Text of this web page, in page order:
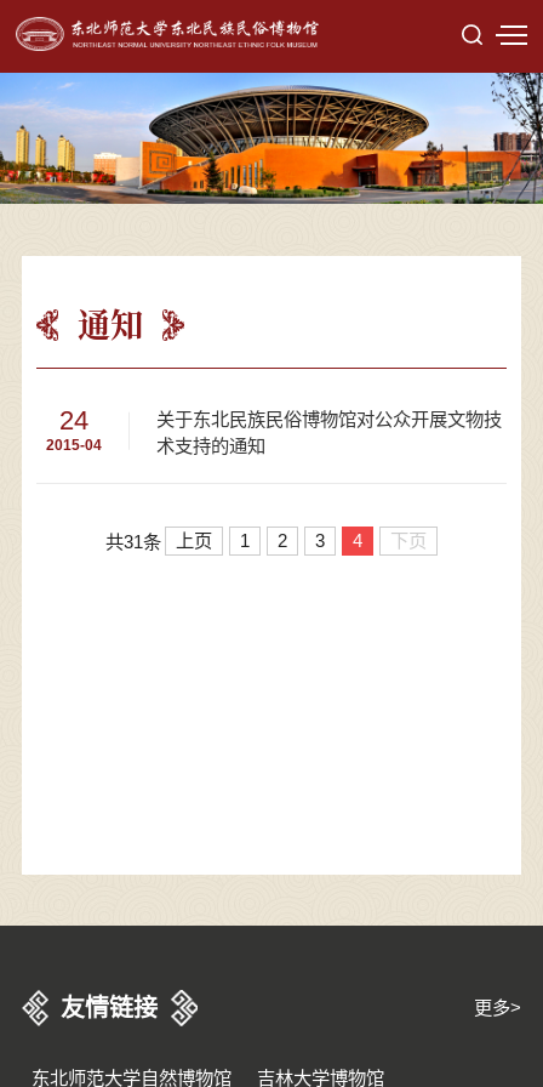
通知
24
2015-04
关于东北民族民俗博物馆对公众开展文物技
术支持的通知
共31条 上页 1 2 3 4 下页
友情链接
东北师范大学自然博物馆 吉林大学博物馆
更多>